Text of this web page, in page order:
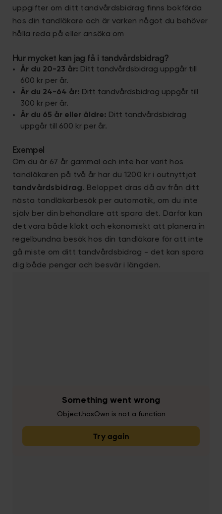
uppgifter om ditt tandvårdsbidrag finns bokförda
hos din tandläkare och är varken något du behöver
hålla reda på eller ansöka om
Hur mycket kan jag få i tandvårdsbidrag?
Är du 20-23 år: Ditt tandvårdsbidrag uppgår till
600 kr per år.
Är du 24-64 år: Ditt tandvårdsbidrag uppgår till
300 kr per år.
Är du 65 år eller äldre: Ditt tandvårdsbidrag
uppgår till 600 kr per år.
Exempel
Om du är 67 år gammal och inte har varit hos
tandläkaren på två år har du 1200 kr i outnyttjat
tandvårdsbidrag. Beloppet dras då av från ditt
nästa tandläkarbesök per automatik, om du inte
själv ber din behandlare att spara det. Därför kan
det vara både klokt och ekonomiskt att planera in
regelbundna besök hos din tandläkare för att inte
gå miste om ditt tandvårdsbidrag - det kan spara
dig både pengar och besvär i längden.